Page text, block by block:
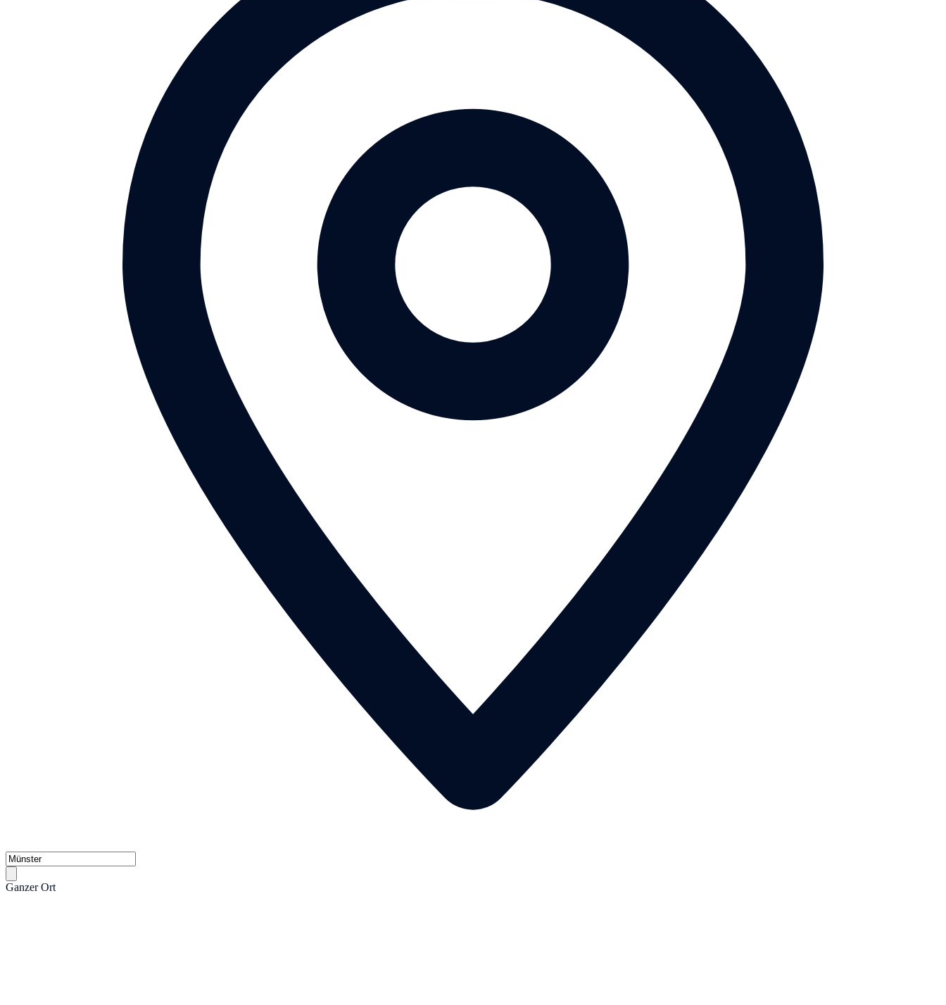
Ganzer Ort